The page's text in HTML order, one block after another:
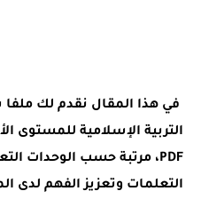
في هذا المقال نقدم لك
التربية الإسلامية للمستوى
PDF، مرتبة حسب الوحدات
التعلمات وتعزيز الفهم لدى